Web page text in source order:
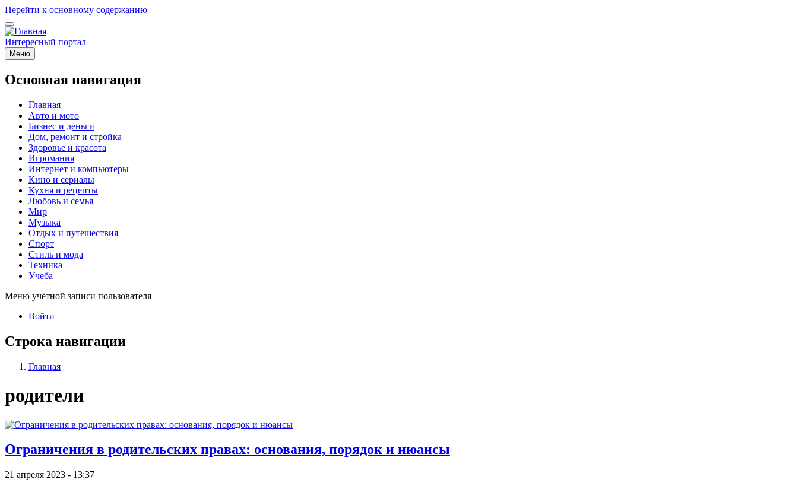
Перейти к основному содержанию
Интересный портал
Меню
Основная навигация
Главная
Авто и мото
Бизнес и деньги
Дом, ремонт и стройка
Здоровье и красота
Игромания
Интернет и компьютеры
Кино и сериалы
Кухня и рецепты
Любовь и семья
Мир
Музыка
Отдых и путешествия
Спорт
Стиль и мода
Техника
Учеба
Меню учётной записи пользователя
Войти
Строка навигации
Главная
родители
Ограничения в родительских правах: основания, порядок и нюансы
21 апреля 2023 - 13:37